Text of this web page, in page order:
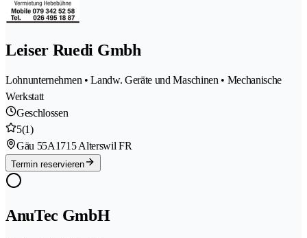
Leiser Ruedi Gmbh
Lohnunternehmen • Landw. Geräte und Maschinen • Mechanische
Werkstatt
Geschlossen
5(1)
Gäu 55A1715 Alterswil FR
Termin reservieren
AnuTec GmbH